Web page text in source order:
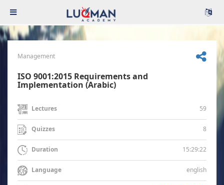
Management
ISO 9001:2015 Requirements and
Implementation (Arabic)
Lectures 59
Quizzes 8
Duration 15:29:22
Language english